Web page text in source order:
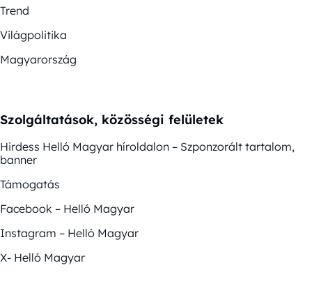
Trend
Világpolitika
Magyarország
Szolgáltatások, közösségi felületek
Hirdess Helló Magyar híroldalon – Szponzorált tartalom,
banner
Támogatás
Facebook – Helló Magyar
Instagram – Helló Magyar
X- Helló Magyar